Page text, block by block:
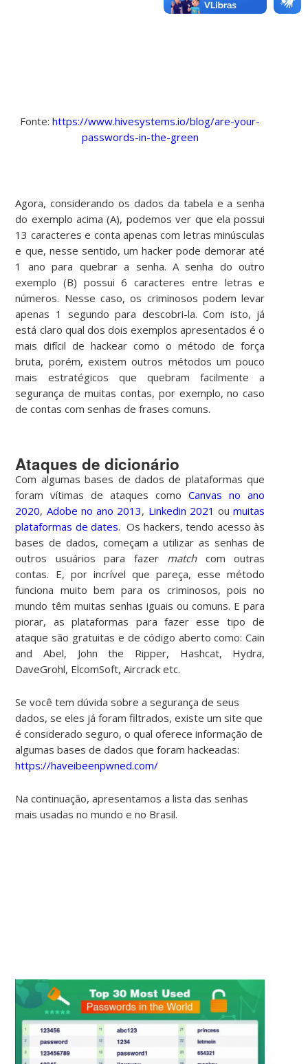
Fonte:https://www.hivesystems.io/blog/are-your-
passwords-in-the-green
Agora, considerando os dados da tabela e a senha
do exemplo acima (A), podemos ver que ela possui
13 caracteres e conta apenas com letras minúsculas
e que, nesse sentido, um hacker pode demorar até
1 ano para quebrar a senha. A senha do outro
exemplo (B) possui 6 caracteres entre letras e
números. Nesse caso, os criminosos podem levar
apenas 1 segundo para descobri-la. Com isto, já
está claro qual dos dois exemplos apresentados é o
mais difícil de hackear como o método de força
bruta, porém, existem outros métodos um pouco
mais estratégicos que quebram facilmente a
segurança de muitas contas, por exemplo, no caso
de contas com senhas de frases comuns.
Ataques de dicionário
Com algumas bases de dados de plataformas que
foram vítimas de ataques como Canvas no ano
2020, Adobe no ano 2013, Linkedin 2021 ou muitas
plataformas de dates. Os hackers, tendo acesso às
bases de dados, começam a utilizar as senhas de
outros usuários para fazer match com outras
contas. E, por incrível que pareça, esse método
funciona muito bem para os criminosos, pois no
mundo têm muitas senhas iguais ou comuns. E para
piorar, as plataformas para fazer esse tipo de
ataque são gratuitas e de código aberto como: Cain
and Abel, John the Ripper, Hashcat, Hydra,
DaveGrohl, ElcomSoft, Aircrack etc.
Se você tem dúvida sobre a segurança de seus
dados, se eles já foram filtrados, existe um site que
é considerado seguro, o qual oferece informação de
algumas bases de dados que foram hackeadas:
https://haveibeenpwned.com/
Na continuação, apresentamos a lista das senhas
mais usadas no mundo e no Brasil.